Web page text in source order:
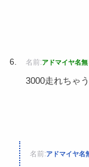
名前:アドマイヤ名無
3000走れちゃ
名前:アドマイヤ名